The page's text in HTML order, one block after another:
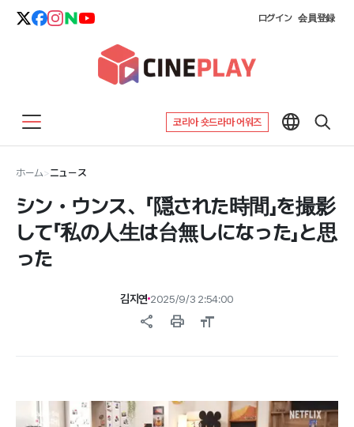
ログイン 会員登録
코리아 숏드라마 어워즈
ホーム>ニュース
シン・ウンス、「隠された時間」を撮影
して「私の人生は台無しになった」と思
った
김지연 2025/9/3 2:54:00
share print format_size